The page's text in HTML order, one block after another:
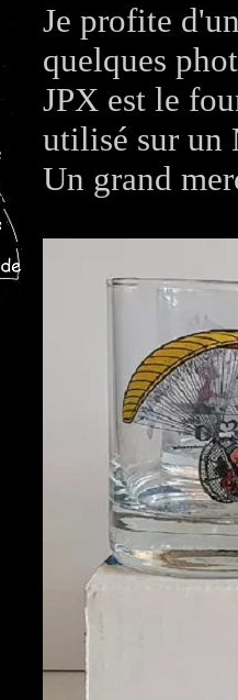
Je profite
quelques
JPX est le
utilisé sur un
Un grand